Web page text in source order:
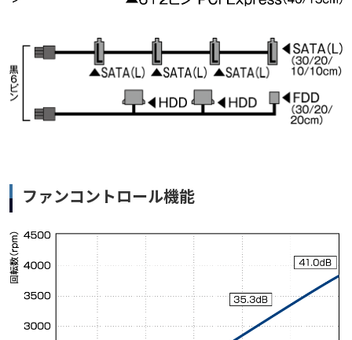
ファンコントロール機能